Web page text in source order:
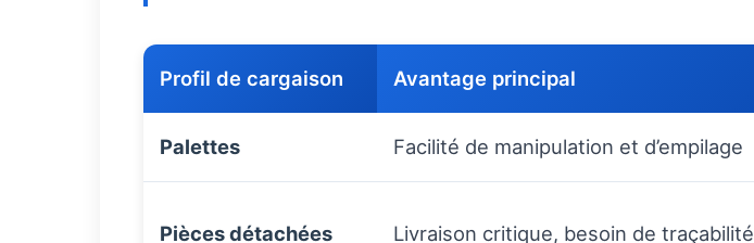
Profil de cargaison Avantage principal
Palettes Facilité de manipulation et d’empilage
Pièces détachées Livraison critique, besoin de traçabilité